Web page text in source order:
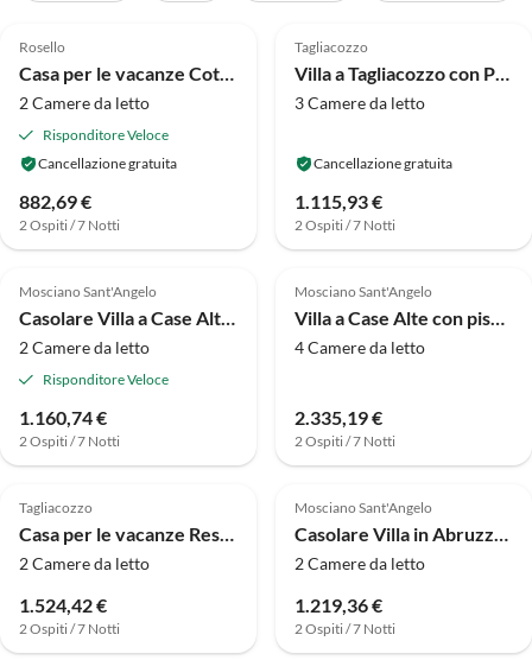
Rosello
Casa per le vacanze Cottage a Bomba vicino al Lago Bomba
2 Camere da letto
Risponditore Veloce
Cancellazione gratuita
882,69 €
2 Ospiti / 7 Notti
Tagliacozzo
Villa a Tagliacozzo con Piscina e Natura
3 Camere da letto
Cancellazione gratuita
1.115,93 €
2 Ospiti / 7 Notti
4.0 (5)
Mosciano Sant'Angelo
Casolare Villa a Case Alte con piscina e giardino
2 Camere da letto
Risponditore Veloce
1.160,74 €
2 Ospiti / 7 Notti
4.0 (3)
Mosciano Sant'Angelo
Villa a Case Alte con piscina riscaldata e spa
4 Camere da letto
2.335,19 €
2 Ospiti / 7 Notti
4.0 (3)
Tagliacozzo
Casa per le vacanze Residenza del Borgo at Tagliacozzo
2 Camere da letto
1.524,42 €
2 Ospiti / 7 Notti
4.0 (3)
Mosciano Sant'Angelo
Casolare Villa in Abruzzo con piscina e giardino
2 Camere da letto
1.219,36 €
2 Ospiti / 7 Notti